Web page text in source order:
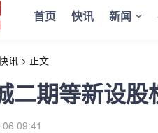
首页 快讯 新闻
讯 > 正文
二期等新设
09:41